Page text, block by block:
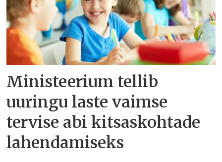
Ministeerium tellib
uuringu laste vaimse
tervise abi kitsaskohtade
lahendamiseks